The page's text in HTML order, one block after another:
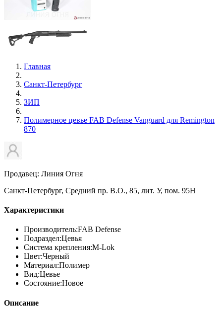
Главная
Санкт-Петербург
ЗИП
Полимерное цевье FAB Defense Vanguard для Remington
870
Продавец: Линия Огня
Санкт-Петербург, Средний пр. В.О., 85, лит. У, пом. 95Н
Характеристики
Производитель:FAB Defense
Подраздел:Цевья
Система крепления:M-Lok
Цвет:Черный
Материал:Полимер
Вид:Цевье
Состояние:Новое
Описание